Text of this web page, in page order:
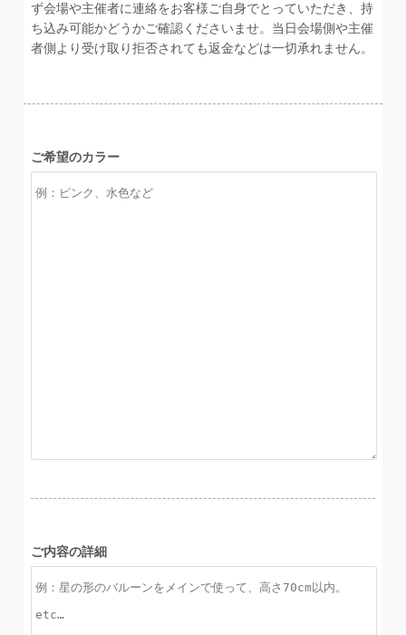
ず会場や主催者に連絡をお客様ご自身でとっていただき、持
ち込み可能かどうかご確認くださいませ。当日会場側や主催
者側より受け取り拒否されても返金などは一切承れません。
ご希望のカラー
ご内容の詳細